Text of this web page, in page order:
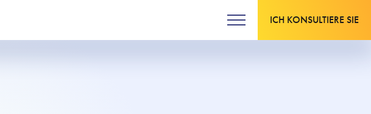
ICH KONSULTIERE SIE